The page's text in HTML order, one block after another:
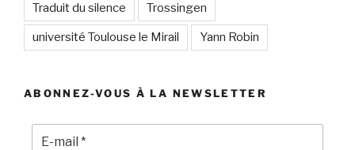
Traduit du silence Trossingen
université Toulouse le Mirail Yann Robin
ABONNEZ-VOUS À LA NEWSLETTER